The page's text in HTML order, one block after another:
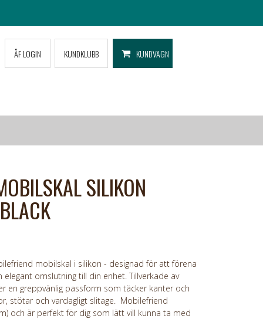
ÅF LOGIN KUNDKLUBB KUNDVAGN
SILIKON
mobilskal i silikon - designad för att förena
omslutning till din enhet. Tillverkade av
en greppvänlig passform som täcker kanter och
stötar och vardagligt slitage. Mobilefriend
och är perfekt för dig som lätt vill kunna ta med